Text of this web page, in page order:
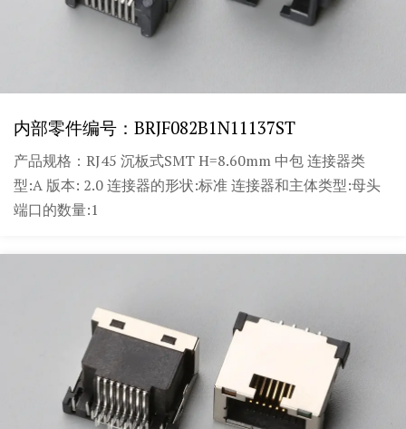
内部零件编号：BRJF082B1N11137ST
产品规格：RJ45 沉板式SMT H=8.60mm 中包 连接器类
型:A 版本: 2.0 连接器的形状:标准 连接器和主体类型:母头
端口的数量:1